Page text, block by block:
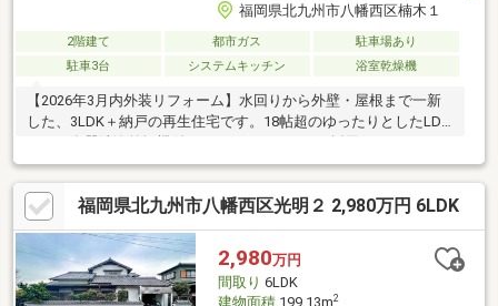
福岡県北九州市八幡西区楠木１
2階建て 都市ガス
駐車場あり
駐車3台
システムキッチン 浴室乾燥機
【2026年3月内外装リフォーム】水回りから外壁・屋根まで一新
した、3LDK＋納戸の再生住宅です。18帖超のゆったりとしたLDK
ンクローゼットや全居室収納を備え、室内をすっきり保てます。
約76坪の敷地には普通車3台を駐車でき、10坪以上の庭ではガー
デニングやお子様の外遊びも楽しめます。本城駅徒歩10分、折尾
東小学校徒歩2分、スーパー・コンビニ徒歩4分。耐震診断や建物
検査も実施済み。新生活をすぐに始めたいご家族におすすめで
す。
福岡県北九州市八幡西区光明２ 2,980万円 6LDK
2,980万円
間取り 6LDK
建物面積199.13m2